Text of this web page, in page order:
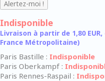
Indisponible
Livraison à partir de 1,80
France Métropolitaine)
Paris Bastille : Indisponible
Paris Oberkampf :
Paris Rennes-Raspail :